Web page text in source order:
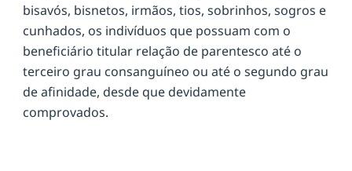
bisavós, bisnetos, irmãos, tios, sobrinhos, sogros e
cunhados, os indivíduos que possuam com o
beneficiário titular relação de parentesco até o
terceiro grau consanguíneo ou até o segundo grau
de afinidade, desde que devidamente
comprovados.